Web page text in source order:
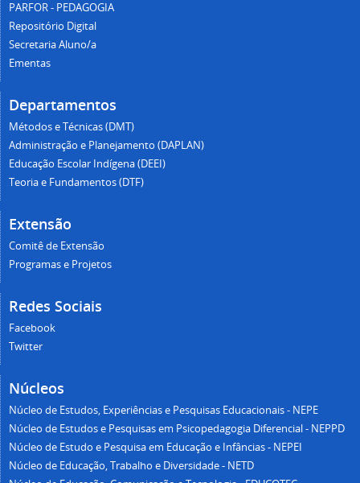
PARFOR - PEDAGOGIA
Repositório Digital
Secretaria Aluno/a
Ementas
Departamentos
Métodos e Técnicas (DMT)
Administração e Planejamento (DAPLAN)
Educação Escolar Indígena (DEEI)
Teoria e Fundamentos (DTF)
Extensão
Comitê de Extensão
Programas e Projetos
Redes Sociais
Facebook
Twitter
Núcleos
Núcleo de Estudos, Experiências e Pesquisas Educacionais - NEPE
Núcleo de Estudos e Pesquisas em Psicopedagogia Diferencial - NEPPD
Núcleo de Estudo e Pesquisa em Educação e Infâncias - NEPEI
Núcleo de Educação, Trabalho e Diversidade - NETD